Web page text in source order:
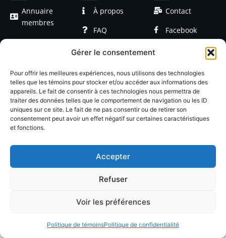
Gérer le consentement
Pour offrir les meilleures expériences, nous utilisons des technologies
telles que les témoins pour stocker et/ou accéder aux informations des
appareils. Le fait de consentir à ces technologies nous permettra de
traiter des données telles que le comportement de navigation ou les ID
uniques sur ce site. Le fait de ne pas consentir ou de retirer son
consentement peut avoir un effet négatif sur certaines caractéristiques
et fonctions.
Accepter
Refuser
Voir les préférences
Politique de témoinsPolitique de confidentialité
Annuaire
membres
Devenir
Blog / Articles
À propos
FAQ
Formations
Événements
Contact
Facebook
Confidentialté